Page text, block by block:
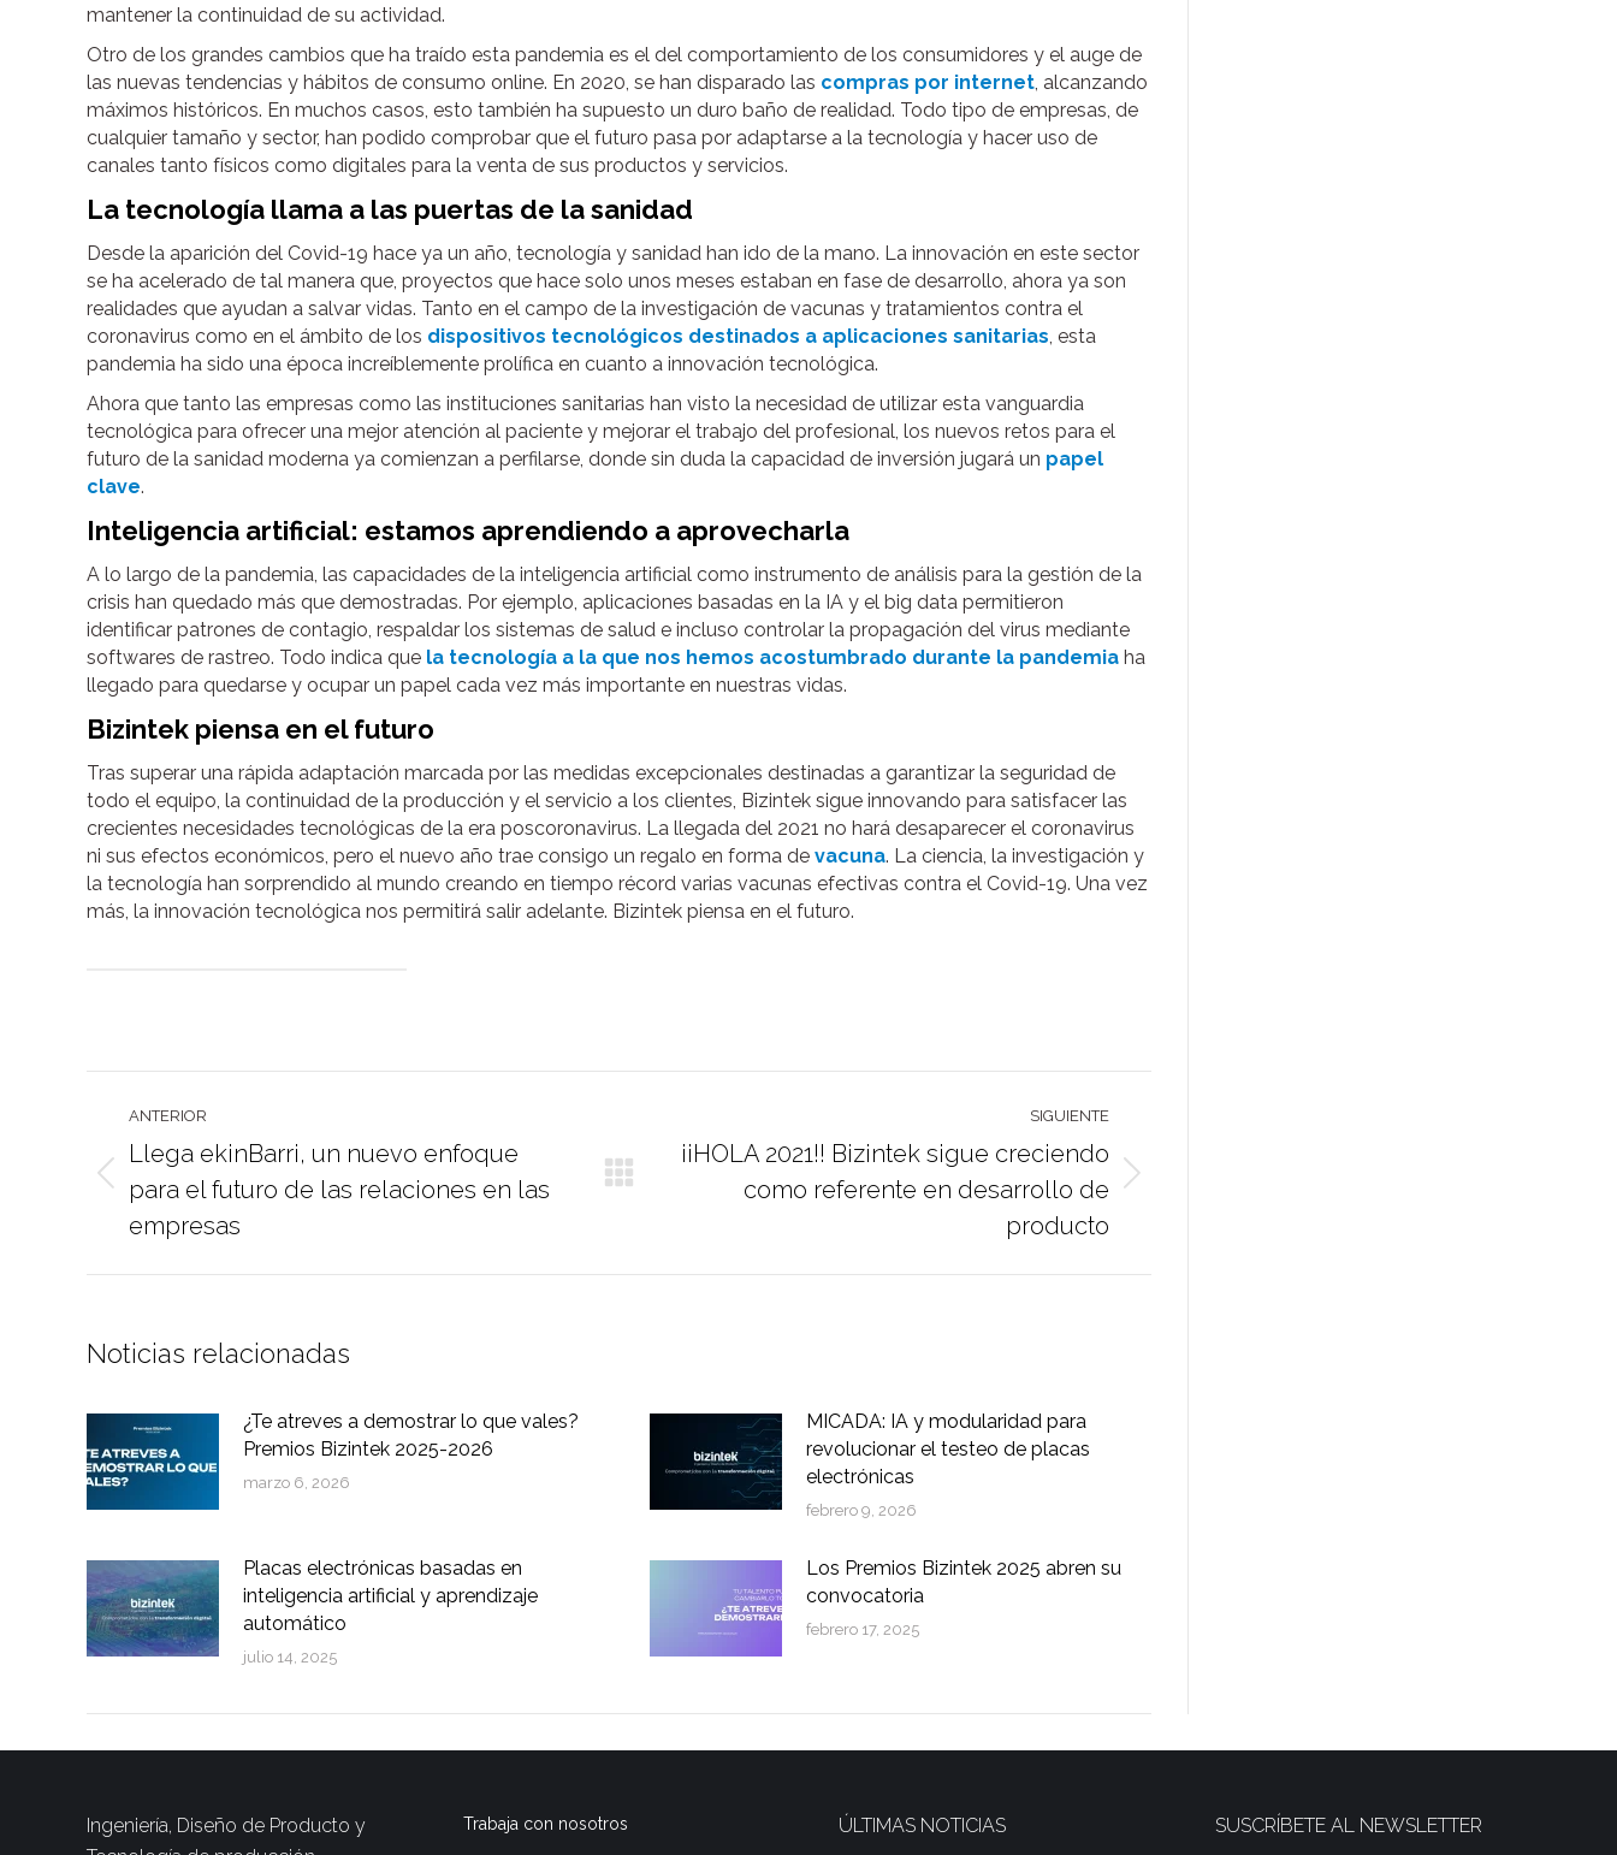
mantener la continuidad de su actividad.
Otro de los grandes cambios que ha traído esta pandemia es el del comportamiento de los consumidores y el auge de
las nuevas tendencias y hábitos de consumo online. En 2020, se han disparado las compras por internet , alcanzando
máximos históricos. En muchos casos, esto también ha supuesto un duro baño de realidad. Todo tipo de empresas, de
cualquier tamaño y sector, han podido comprobar que el futuro pasa por adaptarse a la tecnología y hacer uso de
canales tanto físicos como digitales para la venta de sus productos y servicios.
La tecnología llama a las puertas de la sanidad
Desde la aparición del Covid-19 hace ya un año, tecnología y sanidad han ido de la mano. La innovación en este sector
se ha acelerado de tal manera que, proyectos que hace solo unos meses estaban en fase de desarrollo, ahora ya son
realidades que ayudan a salvar vidas. Tanto en el campo de la investigación de vacunas y tratamientos contra el
coronavirus como en el ámbito de los dispositivos tecnológicos destinados a aplicaciones sanitarias , esta
pandemia ha sido una época increíblemente prolífica en cuanto a innovación tecnológica.
Ahora que tanto las empresas como las instituciones sanitarias han visto la necesidad de utilizar esta vanguardia
tecnológica para ofrecer una mejor atención al paciente y mejorar el trabajo del profesional, los nuevos retos para el
futuro de la sanidad moderna ya comienzan a perfilarse, donde sin duda la capacidad de inversión jugará un papel
clave.
Inteligencia artificial: estamos aprendiendo a aprovecharla
A lo largo de la pandemia, las capacidades de la inteligencia artificial como instrumento de análisis para la gestión de la
crisis han quedado más que demostradas. Por ejemplo, aplicaciones basadas en la IA y el big data permitieron
identificar patrones de contagio, respaldar los sistemas de salud e incluso controlar la propagación del virus mediante
softwares de rastreo. Todo indica que la tecnología a la que nos hemos acostumbrado durante la pandemia ha
llegado para quedarse y ocupar un papel cada vez más importante en nuestras vidas.
Bizintek piensa en el futuro
Tras superar una rápida adaptación marcada por las medidas excepcionales destinadas a garantizar la seguridad de
todo el equipo, la continuidad de la producción y el servicio a los clientes, Bizintek sigue innovando para satisfacer las
crecientes necesidades tecnológicas de la era poscoronavirus. La llegada del 2021 no hará desaparecer el coronavirus
ni sus efectos económicos, pero el nuevo año trae consigo un regalo en forma de vacuna. La ciencia, la investigación y
la tecnología han sorprendido al mundo creando en tiempo récord varias vacunas efectivas contra el Covid-19. Una vez
más, la innovación tecnológica nos permitirá salir adelante. Bizintek piensa en el futuro.
entre
publicaciones
ANTERIOR
Publicación
Llega ekinBarri, un nuevo enfoque
para el futuro de las relaciones en las
empresas
SIGUIENTE
Publicación
¡¡HOLA 2021!! Bizintek sigue creciendo
como referente en desarrollo de
producto
Noticias relacionadas
¿Te atreves a demostrar lo que vales?
Premios Bizintek 2025-2026
marzo 6, 2026
MICADA: IA y modularidad para
revolucionar el testeo de placas
electrónicas
febrero 9, 2026
Placas electrónicas basadas en
inteligencia artificial y aprendizaje
automático
julio 14, 2025
Los Premios Bizintek 2025 abren su
convocatoria
febrero 17, 2025
Ingeniería, Diseño de Producto y
Trabaja con nosotros
ÚLTIMAS NOTICIAS SUSCRÍBETE AL NEWSLETTER